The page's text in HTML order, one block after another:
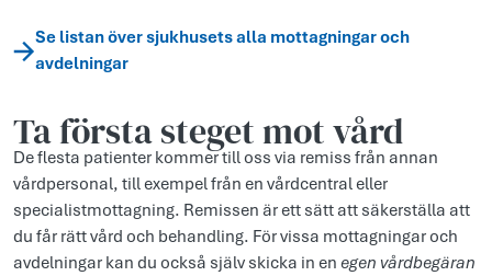
Se listan över sjukhusets alla mottagningar och
avdelningar
Ta första steget mot vård
De flesta patienter kommer till oss via remiss från annan
vårdpersonal, till exempel från en vårdcentral eller
specialistmottagning. Remissen är ett sätt att säkerställa att
du får rätt vård och behandling. För vissa mottagningar och
avdelningar kan du också själv skicka in en egen vårdbegäran